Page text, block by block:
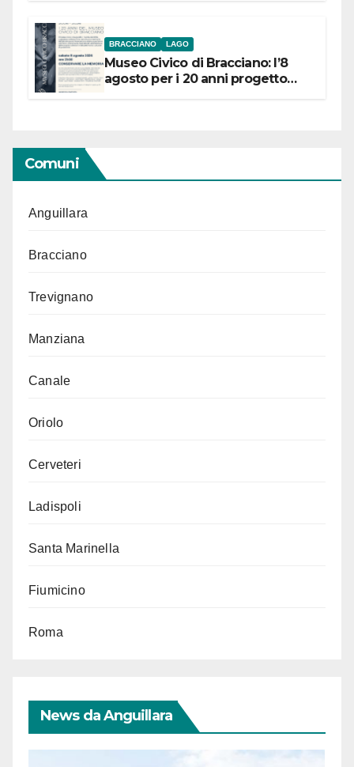
BRACCIANO LAGO
Museo Civico di Bracciano: l’8
agosto per i 20 anni progetto
Comuni
Anguillara
Bracciano
Trevignano
Manziana
Canale
Oriolo
Cerveteri
Ladispoli
Santa Marinella
Fiumicino
Roma
News da Anguillara